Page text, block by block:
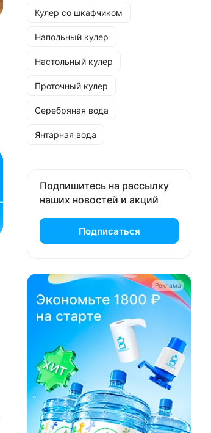
Кулер со шкафчиком
Напольный кулер
Настольный кулер
Проточный кулер
Серебряная вода
Янтарная вода
Подпишитесь на рассылку
наших новостей и акций
Подписаться
Реклама